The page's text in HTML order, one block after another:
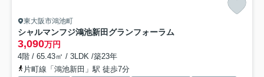
東大阪市鴻池町
シャルマンフジ鴻池新田グランフォーラム
3,090万円
4階 / 65.43㎡ / 3LDK /築23年
片町線「鴻池新田」駅 徒歩7分